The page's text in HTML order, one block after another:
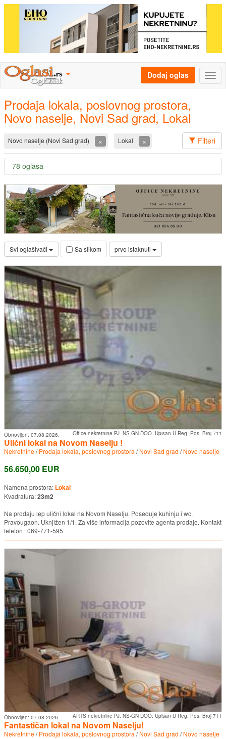
Dodaj oglas
Prodaja lokala, poslovnog prostora,
Novo naselje, Novi Sad grad, Lokal
Filteri
Novo naselje (Novi Sad grad) × Lokal ×
78 oglasa
Svi oglašivači Sa slikom prvo istaknuti
Office nekretnine PJ. NS-GN DOO. Upisan U Reg. Pos. Broj 711
Obnovljen: 07.08.2026.
Ulični lokal na Novom Naselju !
Nekretnine/Prodaja lokala, poslovnog prostora /Novi Sad grad /Novo naselje
56.650,00 EUR
Namena prostora: Lokal
Kvadratura:23m2
Na prodaju lep ulični lokal na Novom Naselju. Poseduje kuhinju i wc.
Pravougaon. Uknjižen 1/1. Za više informacija pozovite agenta prodaje. Kontakt
telefon : 069-771-595
ARTS nekretnine PJ. NS-GN DOO. Upisan U Reg. Pos. Broj 711
Obnovljen: 07.08.2026.
Fantastičan lokal na Novom Naselju!
Nekretnine/Prodaja lokala, poslovnog prostora /Novi Sad grad /Novo naselje